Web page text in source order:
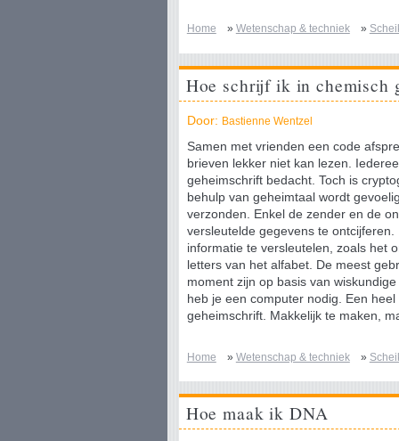
Home » Wetenschap & techniek »
Hoe schrijf ik in chemisch
Door: Bastienne Wentzel
Samen met vrienden een code
brieven lekker niet kan lezen.
geheimschrift bedacht. Toch is
behulp van geheimtaal wordt
verzonden. Enkel de zender en de
versleutelde gegevens te
informatie te versleutelen, zoals het
letters van het alfabet. De meest
moment zijn op basis van
heb je een computer nodig. Een
geheimschrift. Makkelijk te maken,
Home » Wetenschap & techniek »
Hoe maak ik DNA